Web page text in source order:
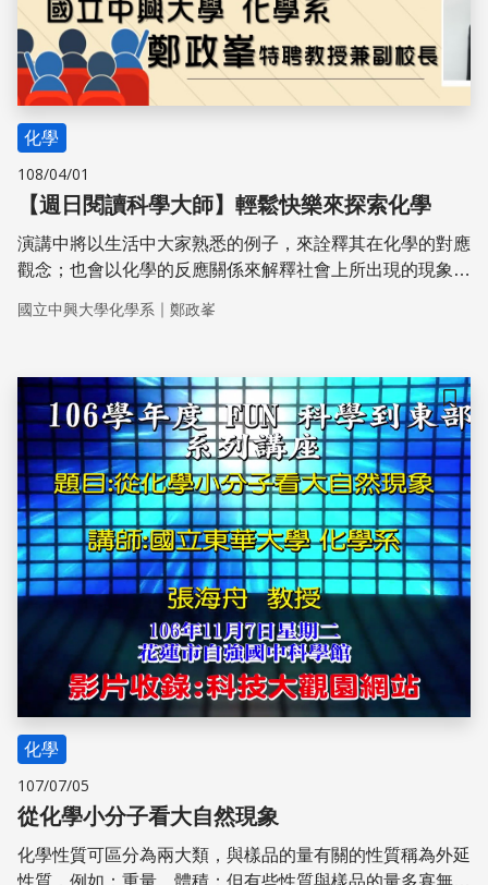
化學
108/04/01
【週日閱讀科學大師】輕鬆快樂來探索化學
演講中將以生活中大家熟悉的例子，來詮釋其在化學的對應
觀念；也會以化學的反應關係來解釋社會上所出現的現象及
國立中興大學化學系 ｜ 鄭政峯
儲存
化學
107/07/05
從化學小分子看大自然現象
化學性質可區分為兩大類，與樣品的量有關的性質稱為外延
性質，例如：重量、體積；但有些性質與樣品的量多寡無